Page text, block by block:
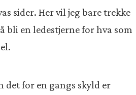
sider. Her vil jeg bare trekke
bli en ledestjerne for hva som
det for en gangs skyld er